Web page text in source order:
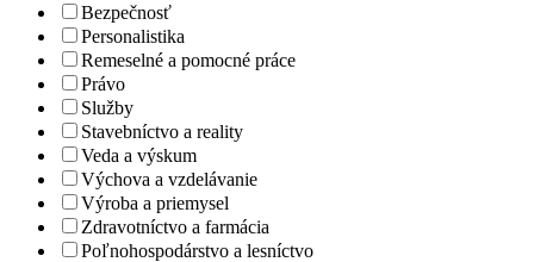
Bezpečnosť
Personalistika
Remeselné a pomocné práce
Právo
Služby
Stavebníctvo a reality
Veda a výskum
Výchova a vzdelávanie
Výroba a priemysel
Zdravotníctvo a farmácia
Poľnohospodárstvo a lesníctvo